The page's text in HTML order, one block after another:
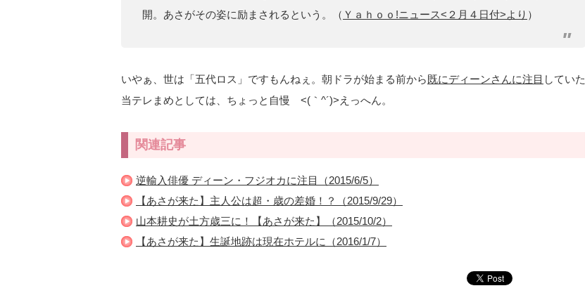
開。あさがその姿に励まされるという。（ Ｙａｈｏｏ!ニュース<２月４日付>より ）
いやぁ、世は「五代ロス」ですもんねぇ。朝ドラが始まる前から既にディーンさんに注目 していた
当テレまめとしては、ちょっと自慢 <(｀^´)>えっへん。
関連記事
逆輸入俳優 ディーン・フジオカに注目（2015/6/5）
【あさが来た】主人公は超・歳の差婚！？（2015/9/29）
山本耕史が土方歳三に！【あさが来た】（2015/10/2）
【あさが来た】生誕地跡は現在ホテルに（2016/1/7）